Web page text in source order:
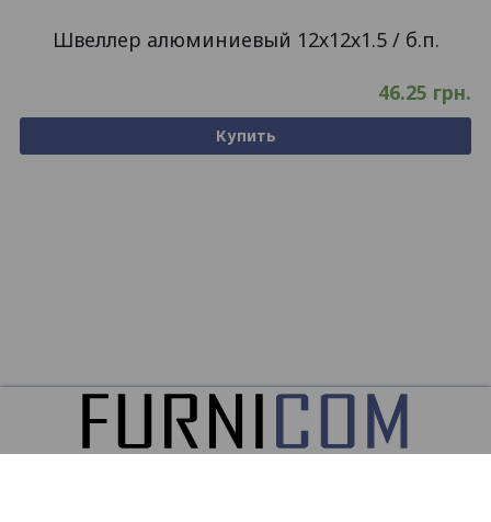
Швеллер алюминиевый 12х12х1.5 / б.п.
46.25 грн.
Купить